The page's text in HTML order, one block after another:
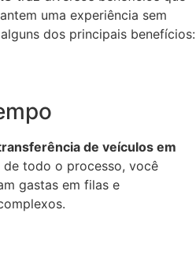
uma experiência sem
dos principais benefícios:
de veículos em
de todo o processo, você
gastas em filas e